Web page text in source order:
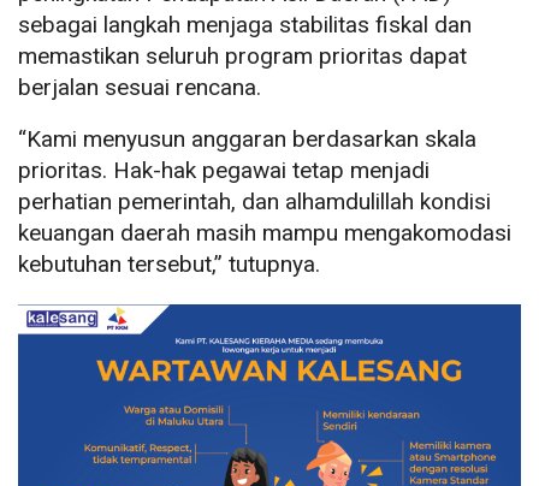
sebagai langkah menjaga stabilitas fiskal dan
memastikan seluruh program prioritas dapat
berjalan sesuai rencana.
“Kami menyusun anggaran berdasarkan skala
prioritas. Hak-hak pegawai tetap menjadi
perhatian pemerintah, dan alhamdulillah kondisi
keuangan daerah masih mampu mengakomodasi
kebutuhan tersebut,” tutupnya.